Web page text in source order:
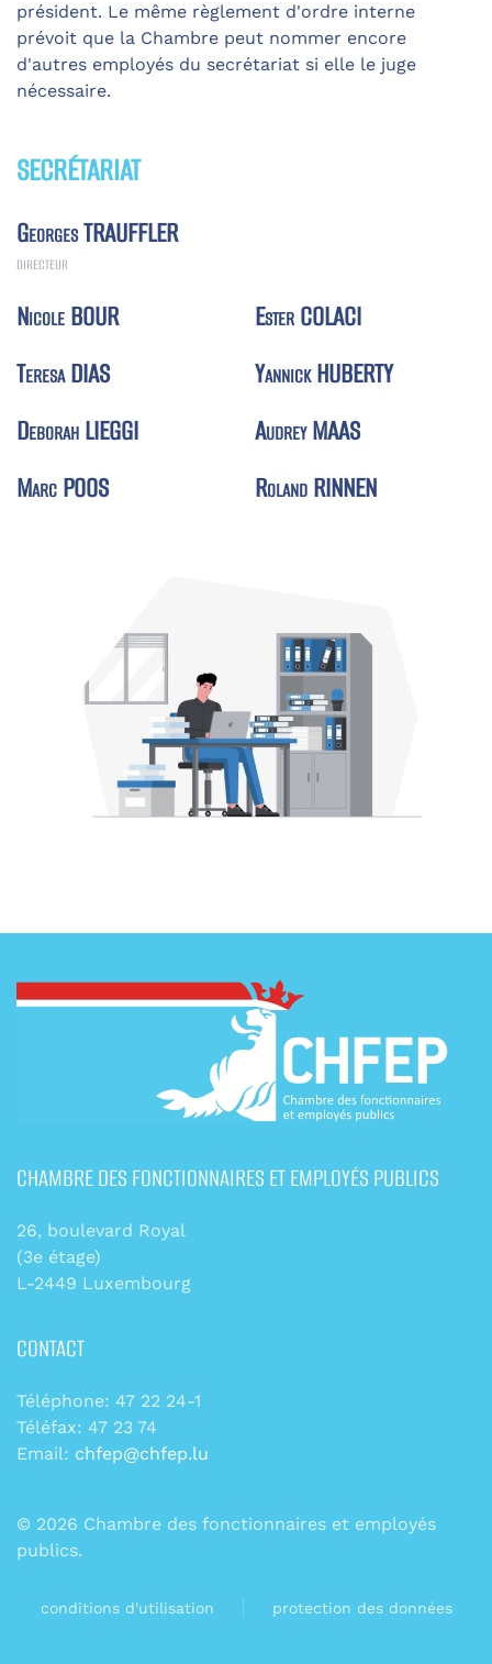
président. Le même règlement d'ordre interne
prévoit que la Chambre peut nommer encore
d'autres employés du secrétariat si elle le juge
nécessaire.
SECRÉTARIAT
Georges TRAUFFLER
DIRECTEUR
Nicole BOUR
Ester COLACI
Teresa DIAS
Yannick HUBERTY
Deborah LIEGGI
Audrey MAAS
Marc POOS
Roland RINNEN
CHAMBRE DES FONCTIONNAIRES ET EMPLOYÉS PUBLICS
26, boulevard Royal
(3e étage)
L-2449 Luxembourg
CONTACT
Téléphone: 47 22 24-1
Téléfax: 47 23 74
Email: chfep@chfep.lu
© 2026 Chambre des fonctionnaires et employés
publics.
conditions d'utilisation protection des données